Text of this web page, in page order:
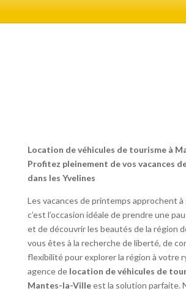
Location de véhicules de tourisme à
Profitez pleinement de vos vacances
dans les Yvelines
Les vacances de printemps approchent à
c’est l’occasion idéale de prendre une
et de découvrir les beautés de la région
vous êtes à la recherche de liberté, de
flexibilité pour explorer la région à votre
agence de location de véhicules de
Mantes-la-Villeest la solution parfaite.